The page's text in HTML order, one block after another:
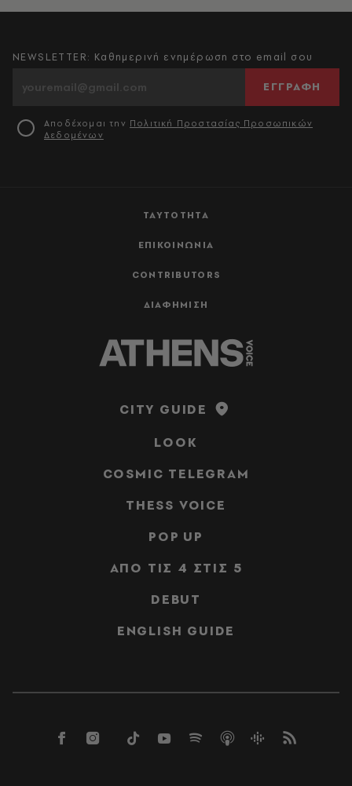
ΤΑΥΤΟΤΗΤΑ
ΕΠΙΚΟΙΝΩΝΙΑ
CONTRIBUTORS
ΔΙΑΦΗΜΙΣΗ
NEWSLETTER: Καθημερινή ενημέρωση στο email σου
ΕΓΓΡΑΦΗ
Αποδέχομαι την Πολιτική Προστασίας Προσωπικών
Δεδομένων
CITY GUIDE
LOOK
COSMIC TELEGRAM
THESS VOICE
POP UP
ΑΠΟ ΤΙΣ 4 ΣΤΙΣ 5
DEBUT
ENGLISH GUIDE